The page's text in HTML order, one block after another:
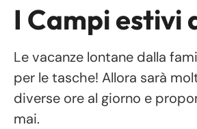
I Campi estivi
Le vacanze lontane dalla
per le tasche! Allora sarà
diverse ore al giorno e
mai.